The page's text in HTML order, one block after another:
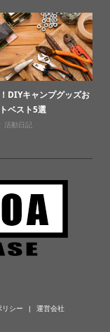
DIYキャンプグッズお
ベスト5選
活動日記
リシー 運営会社